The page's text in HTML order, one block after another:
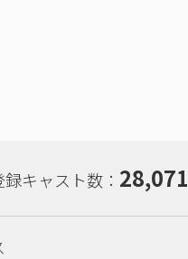
キャスト数： 28,071